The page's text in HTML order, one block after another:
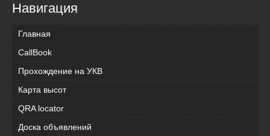
Навигация
Главная
CallBook
Прохождение на УКВ
Карта высот
QRA locator
Доска объявлений